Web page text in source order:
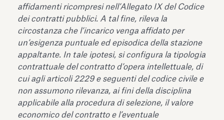
affidamenti ricompresi nell’Allegato IX del Codice
dei contratti pubblici. A tal fine, rileva la
circostanza che l’incarico venga affidato per
un’esigenza puntuale ed episodica della stazione
appaltante. In tale ipotesi, si configura la tipologia
contrattuale del contratto d’opera intellettuale, di
cui agli articoli 2229 e seguenti del codice civile e
non assumono rilevanza, ai fini della disciplina
applicabile alla procedura di selezione, il valore
economico del contratto e l’eventuale